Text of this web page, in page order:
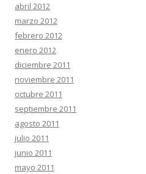
abril 2012
marzo 2012
febrero 2012
enero 2012
diciembre 2011
noviembre 2011
octubre 2011
septiembre 2011
agosto 2011
julio 2011
junio 2011
mayo 2011